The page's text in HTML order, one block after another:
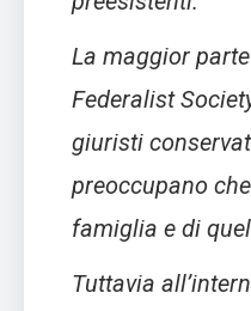
La maggior
Federalist
giuristi
preoccupano
famiglia e di
Tuttavia